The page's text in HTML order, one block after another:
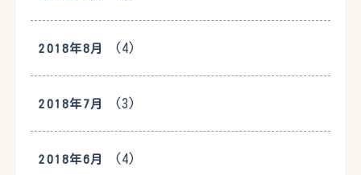
2018年8月 (4)
2018年7月 (3)
2018年6月 (4)